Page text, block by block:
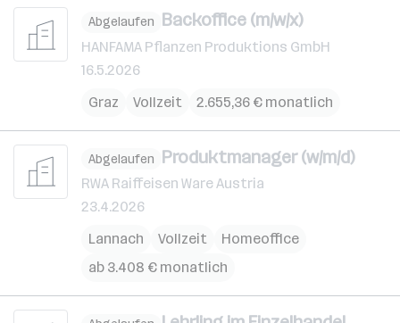
Abgelaufen Backoffice (m/w/x)
HANFAMA Pflanzen Produktions GmbH
16.5.2026
Graz
Vollzeit 2.655,36 € monatlich
Abgelaufen Produktmanager (w/m/d)
RWA Raiffeisen Ware Austria
23.4.2026
Lannach
Vollzeit
Homeoffice
ab 3.408 € monatlich